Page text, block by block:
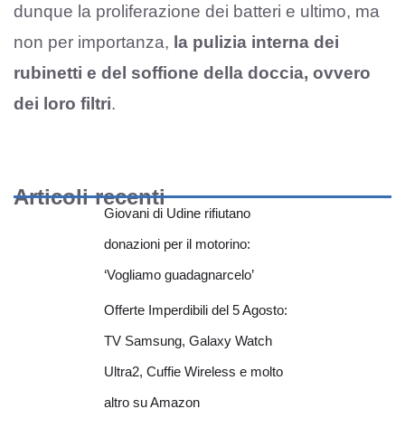
dunque la proliferazione dei batteri e ultimo, ma
non per importanza, la pulizia interna dei
rubinetti e del soffione della doccia, ovvero
dei loro filtri.
Articoli recenti
Giovani di Udine rifiutano
donazioni per il motorino:
‘Vogliamo guadagnarcelo’
Offerte Imperdibili del 5 Agosto:
TV Samsung, Galaxy Watch
Ultra2, Cuffie Wireless e molto
altro su Amazon